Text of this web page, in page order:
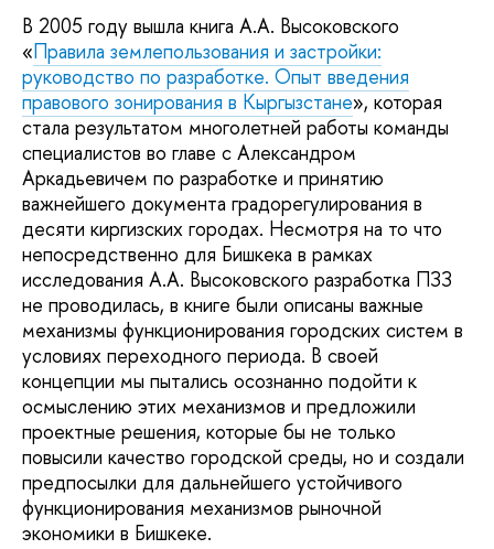
В 2005 году вышла книга А.А. Высоковского
«Правила землепользования и застройки:
руководство по разработке. Опыт введения
правового зонирования в Кыргызстане», которая
стала результатом многолетней работы команды
специалистов во главе с Александром
Аркадьевичем по разработке и принятию
важнейшего документа градорегулирования в
десяти киргизских городах. Несмотря на то что
непосредственно для Бишкека в рамках
исследования А.А. Высоковского разработка ПЗЗ
не проводилась, в книге были описаны важные
механизмы функционирования городских систем в
условиях переходного периода. В своей
концепции мы пытались осознанно подойти к
осмыслению этих механизмов и предложили
проектные решения, которые бы не только
повысили качество городской среды, но и создали
предпосылки для дальнейшего устойчивого
функционирования механизмов рыночной
экономики в Бишкеке.